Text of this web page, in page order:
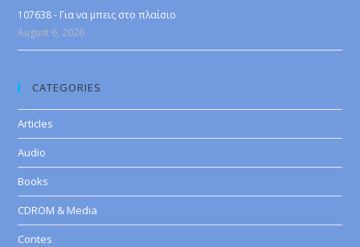
107638 - Για να μπεις στο πλαίσιο
August 6, 2026
CATEGORIES
Articles
Audio
Books
CDROM & Media
Contes